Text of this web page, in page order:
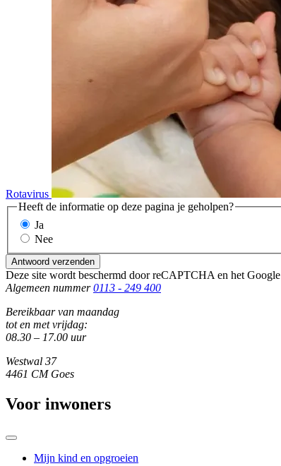
Rotavirus
Heeft de informatie op deze pagina je geholpen?
Ja
Nee
Antwoord verzenden
Deze site wordt beschermd door reCAPTCHA en het Google
Algemeen nummer 0113 - 249 400
Bereikbaar van maandag
tot en met vrijdag:
08.30 – 17.00 uur
Westwal 37
4461 CM Goes
Voor inwoners
Mijn kind en opgroeien